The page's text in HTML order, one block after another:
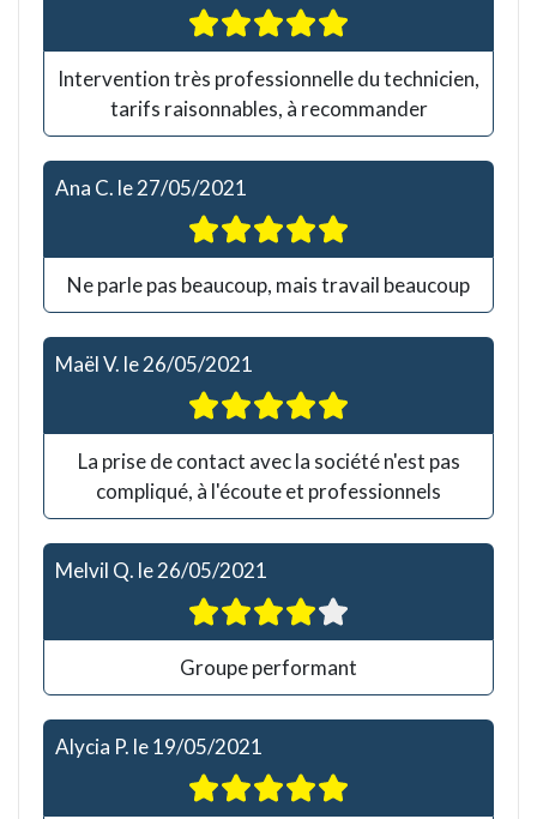
Intervention très professionnelle du technicien,
tarifs raisonnables, à recommander
Ana C. le27/05/2021
Ne parle pas beaucoup, mais travail beaucoup
Maël V. le26/05/2021
La prise de contact avec la société n'est pas
compliqué, à l'écoute et professionnels
Melvil Q. le26/05/2021
Groupe performant
Alycia P. le19/05/2021